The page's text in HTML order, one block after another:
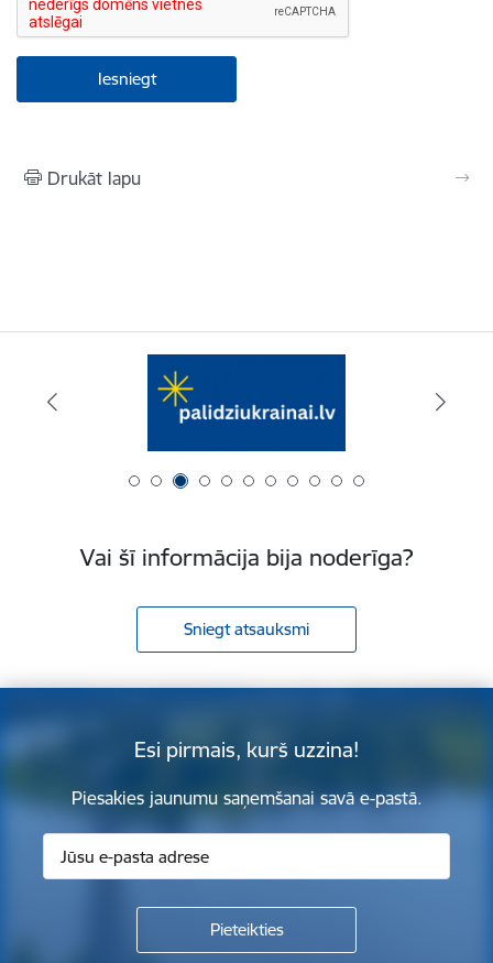
Drukāt lapu
Vai šī informācija bija noderīga?
Sniegt atsauksmi
Esi pirmais, kurš uzzina!
Piesakies jaunumu saņemšanai savā e-pastā.